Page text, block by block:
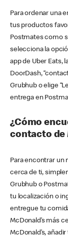
Para ordenar una
tus productos
Postmates como
selecciona la
app de Uber Eats,
DoorDash,
Grubhub o elige
entrega en
¿Cómo
contacto de
Para encontrar un
cerca de ti,
Grubhub o
tu localización o
entregue tu
McDonald’s más
McDonald’s,